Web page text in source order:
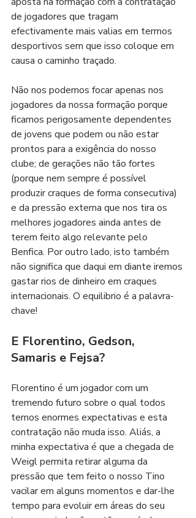
de jogadores que tragam
efectivamente mais valias em termos
desportivos sem que isso coloque em
causa o caminho traçado.
Não nos podemos focar apenas nos
jogadores da nossa formação porque
ficamos perigosamente dependentes
de jovens que podem ou não estar
prontos para a exigência do nosso
clube; de gerações não tão fortes
(porque nem sempre é possível
produzir craques de forma consecutiva)
e da pressão externa que nos tira os
melhores jogadores ainda antes de
terem feito algo relevante pelo
Benfica. Por outro lado, isto também
não significa que daqui em diante iremos
gastar rios de dinheiro em craques
internacionais. O equilibrio é a palavra-
chave!
E Florentino, Gedson,
Samaris e Fejsa?
Florentino é um jogador com um
tremendo futuro sobre o qual todos
temos enormes expectativas e esta
contratação não muda isso. Aliás, a
minha expectativa é que a chegada de
Weigl permita retirar alguma da
pressão que tem feito o nosso Tino
vacilar em alguns momentos e dar-lhe
tempo para evoluir em áreas do seu